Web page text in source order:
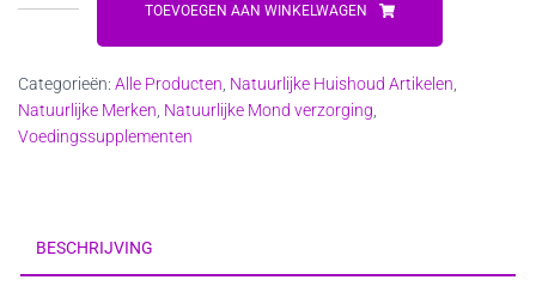
Natuurlijke
Mint
aantal
TOEVOEGEN AAN WINKELWAGEN
Categorieën: Alle Producten Natuurlijke Huishoud Artikelen
Natuurlijke Merken Natuurlijke Mond verzorging
Voedingssupplementen
BESCHRIJVING